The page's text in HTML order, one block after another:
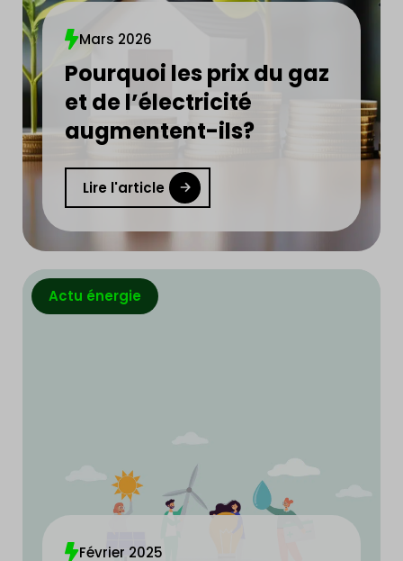
Mars 2026
Pourquoi les prix du gaz
et de l’électricité
augmentent-ils?
Lire l'article
Actu énergie
Février 2025